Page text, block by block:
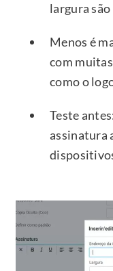
largura
Menos é
com
como o
Teste
assinatura